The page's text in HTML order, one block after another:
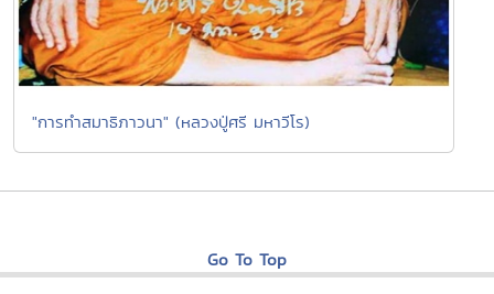
"การทำสมาธิภาวนา" (หลวงปู่ศรี มหาวีโร)
Go To Top